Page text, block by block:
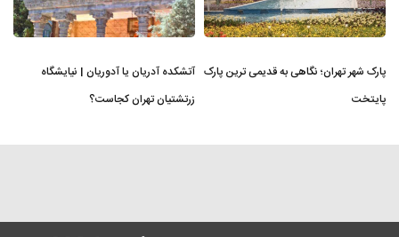
پارک شهر تهران؛ نگاهی به قدیمی ترین پارک
پایتخت
آتشکده آدریان یا آدوریان | نیایشگاه
زرتشتیان تهران کجاست؟